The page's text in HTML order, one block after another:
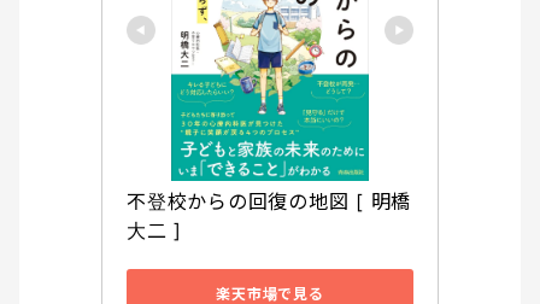
不登校からの回復の地図 [ 明橋
大二 ]
楽天市場で見る